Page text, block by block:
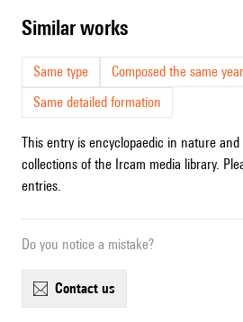
similar works
Same type
Composed the same year
Same detailed formation
This entry is encyclopaedic in nature
collections of the Ircam media library.
entries.
Do you notice a mistake?
contact us